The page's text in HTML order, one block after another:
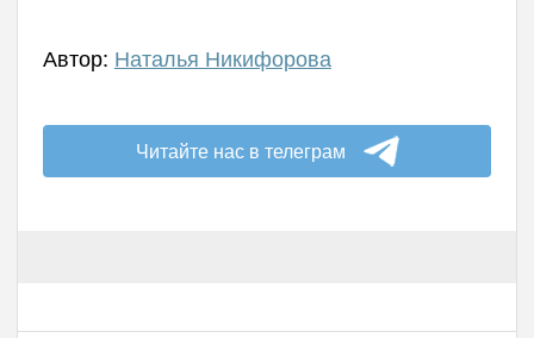
Автор: Наталья Никифорова
Читайте нас в телеграм